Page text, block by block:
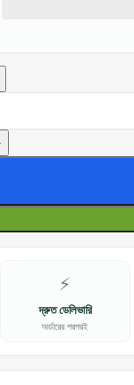
⚡
দ্রুত ডেলিভারি
অর্ডারের পরপরই